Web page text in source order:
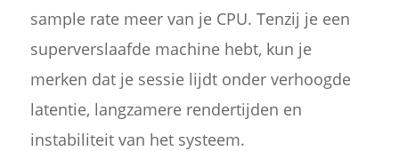
sample rate meer van je CPU. Tenzij je een
superverslaafde machine hebt, kun je
merken dat je sessie lijdt onder verhoogde
latentie, langzamere rendertijden en
instabiliteit van het systeem.